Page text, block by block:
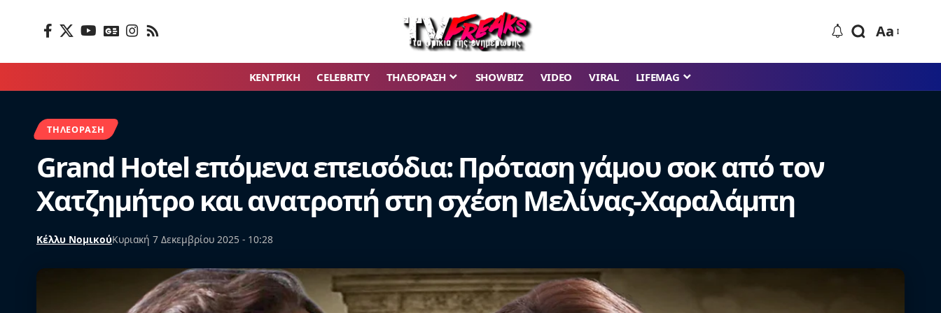
Aa
ΚΕΝΤΡΙΚΗ CELEBRITY ΤΗΛΕΟΡΑΣΗ SHOWBIZ VIDEO VIRAL LIFEMAG
ΤΗΛΕΌΡΑΣΗ
Grand Hotel επόμενα επεισόδια: Πρόταση γάμου σοκ από τον
Χατζημήτρο και ανατροπή στη σχέση Μελίνας-Χαραλάμπη
Κέλλυ ΝομικούΚυριακή 7 Δεκεμβρίου 2025 - 10:28